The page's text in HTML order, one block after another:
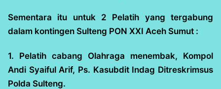
Sementara itu untuk 2 Pelatih yang tergabung
dalam kontingen Sulteng PON XXI Aceh Sumut :
1. Pelatih cabang Olahraga menembak, Kompol
Andi Syaiful Arif, Ps. Kasubdit Indag Ditreskrimsus
Polda Sulteng.